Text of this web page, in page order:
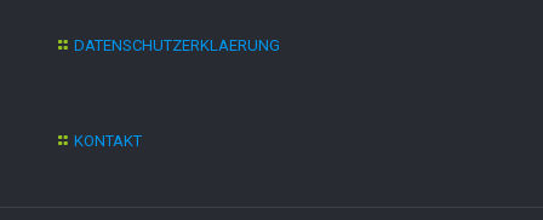
DATENSCHUTZERKLAERUNG
KONTAKT